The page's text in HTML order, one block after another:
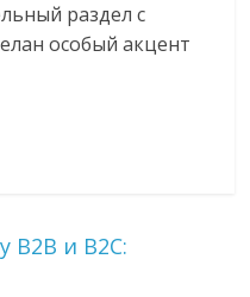
раздел с
особый акцент
B2B и B2C: